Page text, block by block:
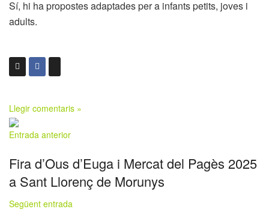
Sí, hi ha propostes adaptades per a infants petits, joves i
adults.
Llegir comentaris »
Entrada anterior
Fira d’Ous d’Euga i Mercat del Pagès 2025
a Sant Llorenç de Morunys
Següent entrada